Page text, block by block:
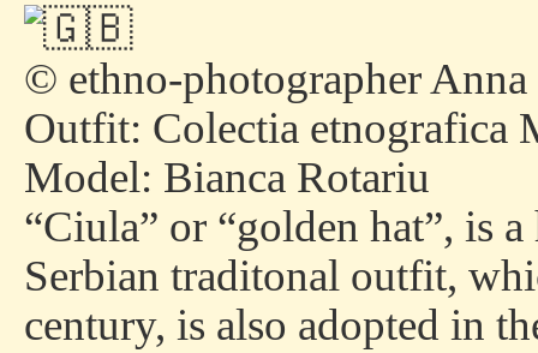
© ethno-photographer Anna
Outfit: Colectia etnografica
Model: Bianca Rotariu
“Ciula” or “golden hat”, is
Serbian traditonal outfit,
century, is also adopted in